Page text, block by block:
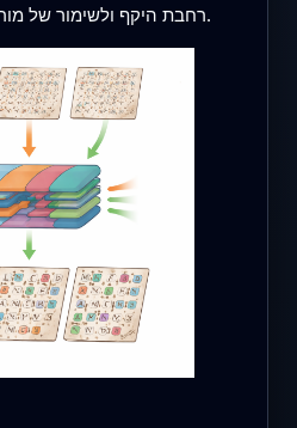
רחבת היקף ולשימור של מורשת כתובה בסכנת אובדן.